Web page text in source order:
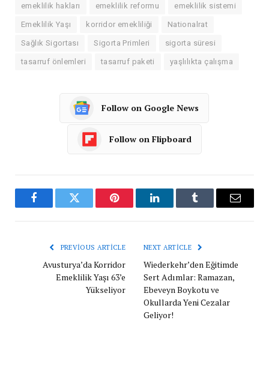
emeklilik hakları emeklilik reformu emeklilik sistemi
Emeklilik Yaşı korridor emekliliği Nationalrat
Sağlık Sigortası Sigorta Primleri sigorta süresi
tasarruf önlemleri tasarruf paketi yaşlılıkta çalışma
Follow on Google News
Follow on Flipboard
FacebookTwitter Pinterest LinkedInTumblr Email
PREVIOUS ARTICLE
Avusturya’da Korridor
Emeklilik Yaşı 63’e
Yükseliyor
NEXT ARTICLE
Wiederkehr’den Eğitimde
Sert Adımlar: Ramazan,
Ebeveyn Boykotu ve
Okullarda Yeni Cezalar
Geliyor!